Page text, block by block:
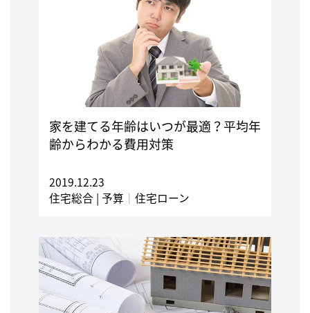
家を建てる年齢はいつが最適？平均年
齢からわかる費用対策
2019.12.23
住宅総合 | 予算 ｜ 住宅ローン